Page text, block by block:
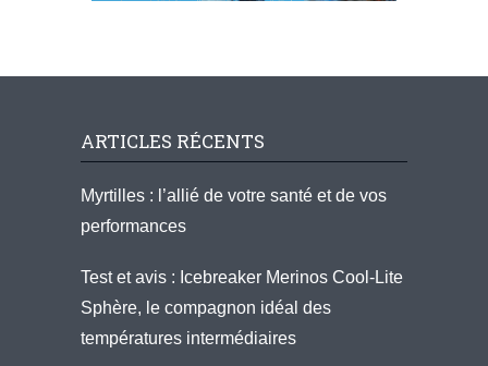
ARTICLES RÉCENTS
Myrtilles : l’allié de votre santé et de vos
performances
Test et avis : Icebreaker Merinos Cool-Lite
Sphère, le compagnon idéal des
températures intermédiaires